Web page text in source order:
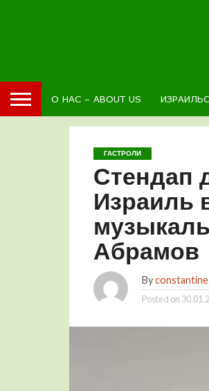
О НАС – ABOUT US
ГАСТРОЛИ
Стендап
Израиль
Абрамов
By
Posted on